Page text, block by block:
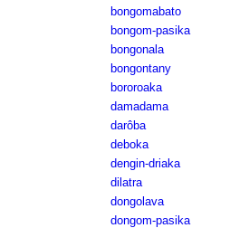
bongomabato
bongom-pasika
bongonala
bongontany
bororoaka
damadama
darôba
deboka
dengin-driaka
dilatra
dongolava
dongom-pasika